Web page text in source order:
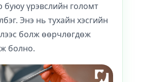
буюу үрэвслийн голомт
Энэ нь тухайн хэсгийн
болж өөрчлөгдөж
болно.